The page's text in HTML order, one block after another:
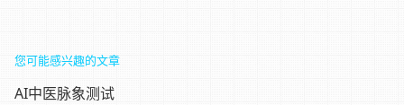
您可能感兴趣的文章
AI中医脉象测试